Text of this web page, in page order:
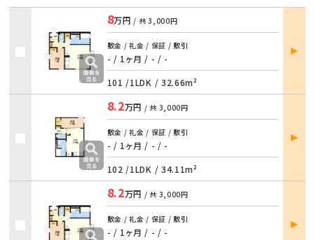
8万円 / 共3,000円
敷金 / 礼金 / 保証 / 敷引
- / 1ヶ月 / - / -
101 /1LDK / 32.66m²
部屋
詳細
8.2万円 / 共 3,000円
敷金 / 礼金 / 保証 / 敷引
- / 1ヶ月 / - / -
102 /1LDK / 34.11m²
部屋
詳細
8.2万円 / 共 3,000円
敷金 / 礼金 / 保証 / 敷引
- / 1ヶ月 / - / -
部屋
詳細